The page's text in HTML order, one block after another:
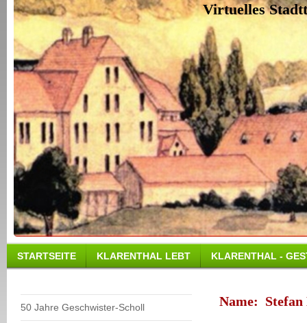
Virtuelles
STARTSEITE KLARENTHAL LEBT KLARENTHAL -
50 Jahre Geschwister-Scholl Name: